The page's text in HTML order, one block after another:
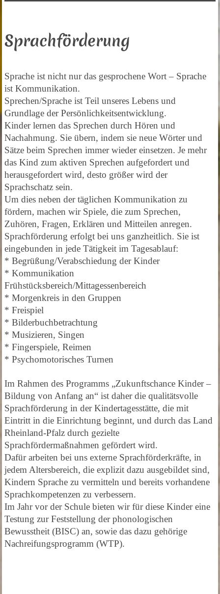
Sprachförderung
Sprache ist nicht nur das gesprochene Wort – Sprache
ist Kommunikation.
Sprechen/Sprache ist Teil unseres Lebens und
Grundlage der Persönlichkeitsentwicklung.
Kinder lernen das Sprechen durch Hören und
Nachahmung. Sie übern, indem sie neue Wörter und
Sätze beim Sprechen immer wieder einsetzen. Je mehr
das Kind zum aktiven Sprechen aufgefordert und
herausgefordert wird, desto größer wird der
Sprachschatz sein.
Um dies neben der täglichen Kommunikation zu
fördern, machen wir Spiele, die zum Sprechen,
Zuhören, Fragen, Erklären und Mitteilen anregen.
Sprachförderung erfolgt bei uns ganzheitlich. Sie ist
eingebunden in jede Tätigkeit im Tagesablauf:
* Begrüßung/Verabschiedung der Kinder
* Kommunikation
Frühstücksbereich/Mittagessenbereich
* Morgenkreis in den Gruppen
* Freispiel
* Bilderbuchbetrachtung
* Musizieren, Singen
* Fingerspiele, Reimen
* Psychomotorisches Turnen
Im Rahmen des Programms „Zukunftschance Kinder –
Bildung von Anfang an“ ist daher die qualitätsvolle
Sprachförderung in der Kindertagesstätte, die mit
Eintritt in die Einrichtung beginnt, und durch das Land
Rheinland-Pfalz durch gezielte
Sprachfördermaßnahmen gefördert wird.
Dafür arbeiten bei uns externe Sprachförderkräfte, in
jedem Altersbereich, die explizit dazu ausgebildet sind,
Kindern Sprache zu vermitteln und bereits vorhandene
Sprachkompetenzen zu verbessern.
Im Jahr vor der Schule bieten wir für diese Kinder eine
Testung zur Feststellung der phonologischen
Bewusstheit (BISC) an, sowie das dazu gehörige
Nachreifungsprogramm (WTP).